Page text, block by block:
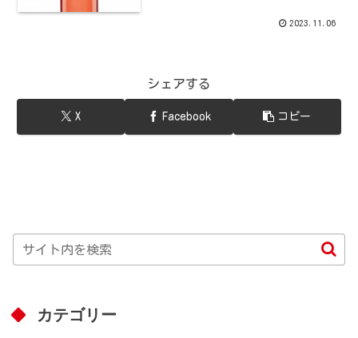
2023.11.06
シェアする
X Facebook コピー
カテゴリー